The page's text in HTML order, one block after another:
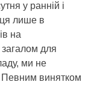
у ранній і
лише в
на
загалом для
ми не
Певним винятком